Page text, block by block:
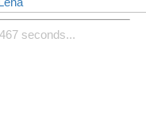
seconds...